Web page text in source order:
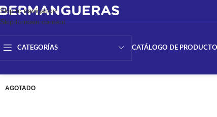
Skip to navigation
Skip to main content
CATEGORÍAS CATÁLOGO DE
AGOTADO